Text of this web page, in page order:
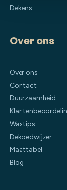
Dekens
Over ons
Over ons
Contact
Duurzaamheid
Wastips
Dekbedwijzer
Maattabel
Blog